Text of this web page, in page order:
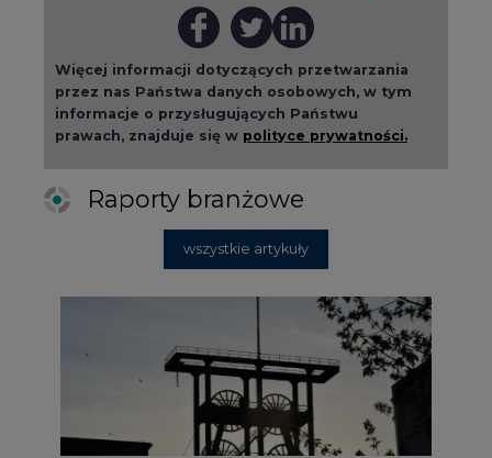
Więcej informacji dotyczących przetwarzania
przez nas Państwa danych osobowych, w tym
informacje o przysługujących Państwu
prawach, znajduje się w polityce prywatności.
Raporty branżowe
wszystkie artykuły